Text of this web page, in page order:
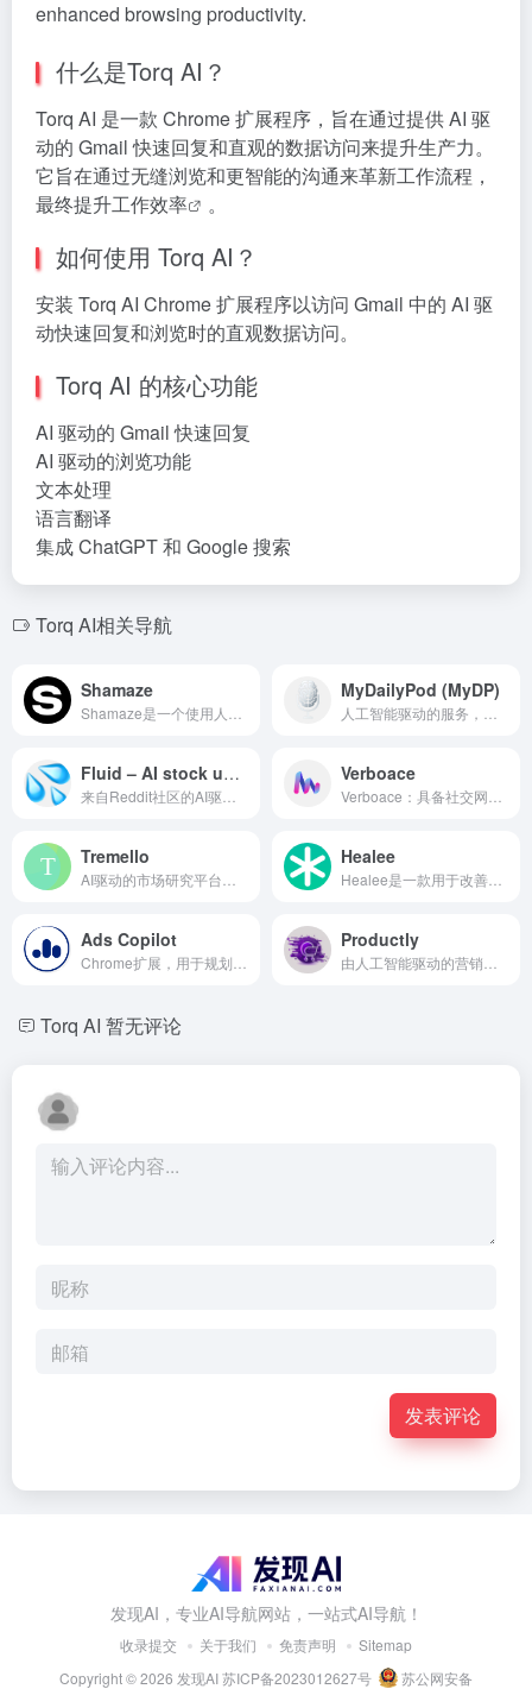
enhanced browsing productivity.
什么是Torq AI？
Torq AI 是一款 Chrome 扩展程序，旨在通过提供 AI 驱
动的 Gmail 快速回复和直观的数据访问来提升生产力。
它旨在通过无缝浏览和更智能的沟通来革新工作流程，
最终提升工作效率 。
如何使用 Torq AI？
安装 Torq AI Chrome 扩展程序以访问 Gmail 中的 AI 驱
动快速回复和浏览时的直观数据访问。
Torq AI 的核心功能
AI 驱动的 Gmail 快速回复
AI 驱动的浏览功能
文本处理
语言翻译
集成 ChatGPT 和 Google 搜索
Torq AI相关导航
Shamaze MyDailyPod (MyDP)
Fluid – AI stock updates Verboace
Tremello Healee
Ads Copilot Productly
Torq AI 暂无评论
发表评论
发现AI，专业AI导航网站，一站式AI导航！
收录提交 关于我们 免责声明
Sitemap
Copyright © 2026 发现AI苏ICP备2023012627号 苏公网安备